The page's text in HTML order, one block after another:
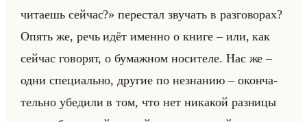
читаешь сейчас?» пе­ре­стал зву­чать в раз­го­во­рах?
Опять же, речь идёт имен­но о книге – или, как
сейчас го­во­рят, о бу­маж­ном но­си­те­ле. Нас же –
одни спе­ци­ально, дру­гие по незна­нию – окон­ча­
тельно убе­ди­ли в том, что нет ни­ка­кой раз­ни­цы